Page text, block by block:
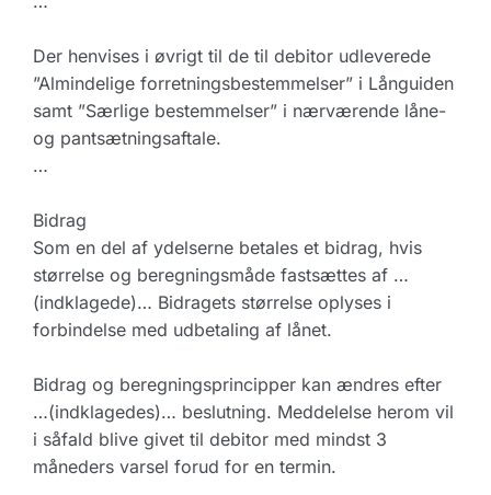
Der henvises i øvrigt til de til debitor udleverede
”Almindelige forretningsbestemmelser” i Långuiden
samt ”Særlige bestemmelser” i nærværende låne-
og pantsætningsaftale.
…
Bidrag
Som en del af ydelserne betales et bidrag, hvis
størrelse og beregningsmåde fastsættes af …
(indklagede)… Bidragets størrelse oplyses i
forbindelse med udbetaling af lånet.
Bidrag og beregningsprincipper kan ændres efter
…(indklagedes)… beslutning. Meddelelse herom vil
i såfald blive givet til debitor med mindst 3
måneders varsel forud for en termin.